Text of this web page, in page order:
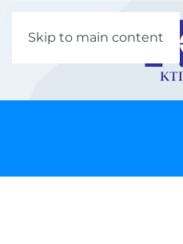
Skip to main content